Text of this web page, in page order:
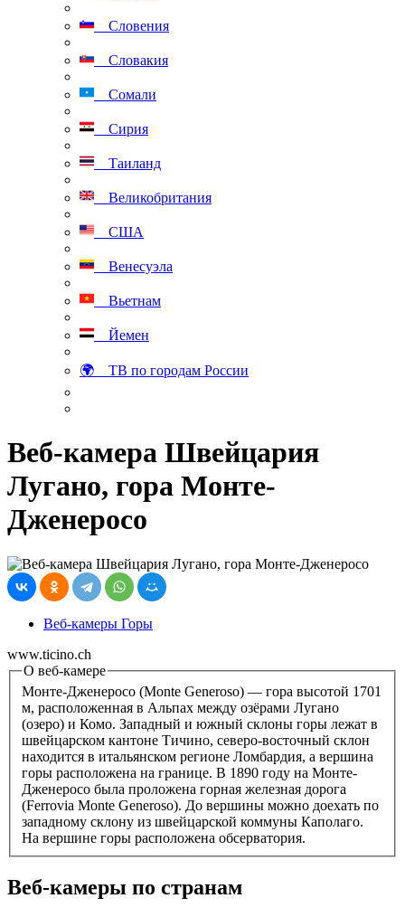
Словения
Словакия
Сомали
Сирия
Таиланд
Великобритания
США
Венесуэла
Вьетнам
Йемен
🌍 ТВ по городам России
Веб-камера Швейцария
Лугано, гора Монте-
Дженеросо
Веб-камеры Горы
www.ticino.ch
О веб-камере
Монте-Дженеросо (Monte Generoso) — гора высотой 1701
м, расположенная в Альпах между озёрами Лугано
(озеро) и Комо. Западный и южный склоны горы лежат в
швейцарском кантоне Тичино, северо-восточный склон
находится в итальянском регионе Ломбардия, а вершина
горы расположена на границе. В 1890 году на Монте-
Дженеросо была проложена горная железная дорога
(Ferrovia Monte Generoso). До вершины можно доехать по
западному склону из швейцарской коммуны Каполаго.
На вершине горы расположена обсерватория.
Веб-камеры по странам